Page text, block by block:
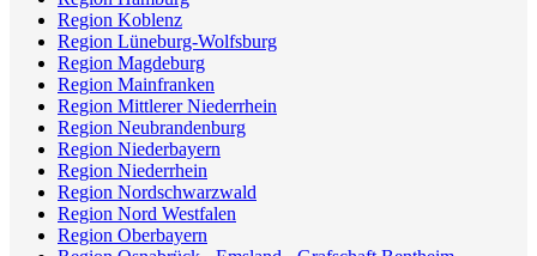
Region Koblenz
Region Lüneburg-Wolfsburg
Region Magdeburg
Region Mainfranken
Region Mittlerer Niederrhein
Region Neubrandenburg
Region Niederbayern
Region Niederrhein
Region Nordschwarzwald
Region Nord Westfalen
Region Oberbayern